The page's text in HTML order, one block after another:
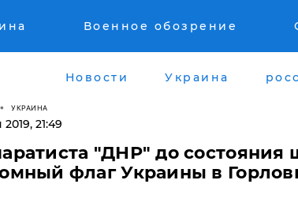
Военное обозрение
Новости Украина
УКРАИНА
2019, 21:49
"ДНР" до состояния
флаг Украины в